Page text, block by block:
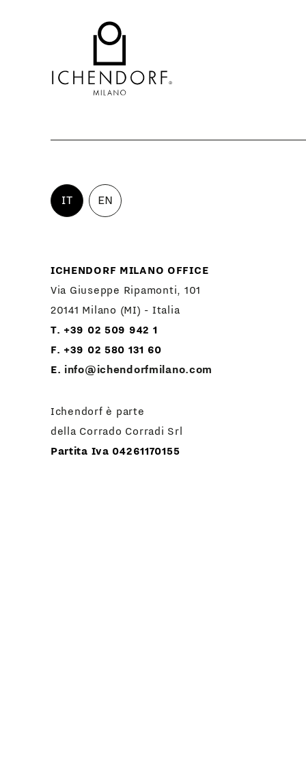
IT EN
ICHENDORF MILANO OFFICE
Via Giuseppe Ripamonti, 101
20141 Milano (MI) - Italia
T. +39 02 509 942 1
F. +39 02 580 131 60
E. info@ichendorfmilano.com
Ichendorf è parte
della Corrado Corradi Srl
Partita Iva 04261170155